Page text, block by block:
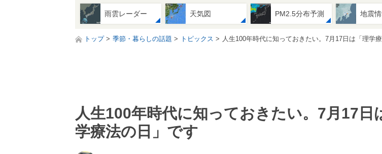
雨雲レーダー 天気図 PM2.5分布予測 地震
トップ 季節・暮らしの話題 トピックス 人生100年時代に知っておきたい。7月17日は「理学
人生100年時代に知っておきたい。7月17日
学療法の日」です